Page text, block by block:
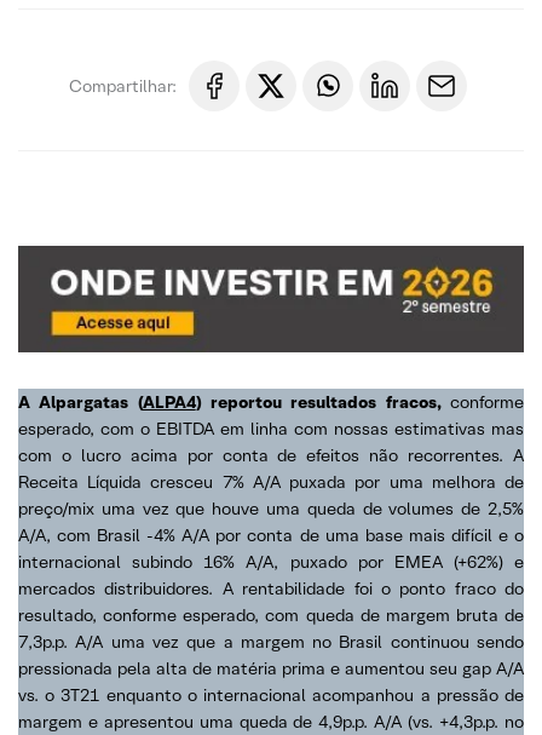
Compartilhar:
A Alpargatas (ALPA4) reportou resultados fracos,conforme
esperado, com o EBITDA em linha com nossas estimativas mas
com o lucro acima por conta de efeitos não recorrentes. A
Receita Líquida cresceu 7% A/A puxada por uma melhora de
preço/mix uma vez que houve uma queda de volumes de 2,5%
A/A, com Brasil -4% A/A por conta de uma base mais difícil e o
internacional subindo 16% A/A, puxado por EMEA (+62%) e
mercados distribuidores. A rentabilidade foi o ponto fraco do
resultado, conforme esperado, com queda de margem bruta de
7,3p.p. A/A uma vez que a margem no Brasil continuou sendo
pressionada pela alta de matéria prima e aumentou seu gap A/A
vs. o 3T21 enquanto o internacional acompanhou a pressão de
margem e apresentou uma queda de 4,9p.p. A/A (vs. +4,3p.p. no